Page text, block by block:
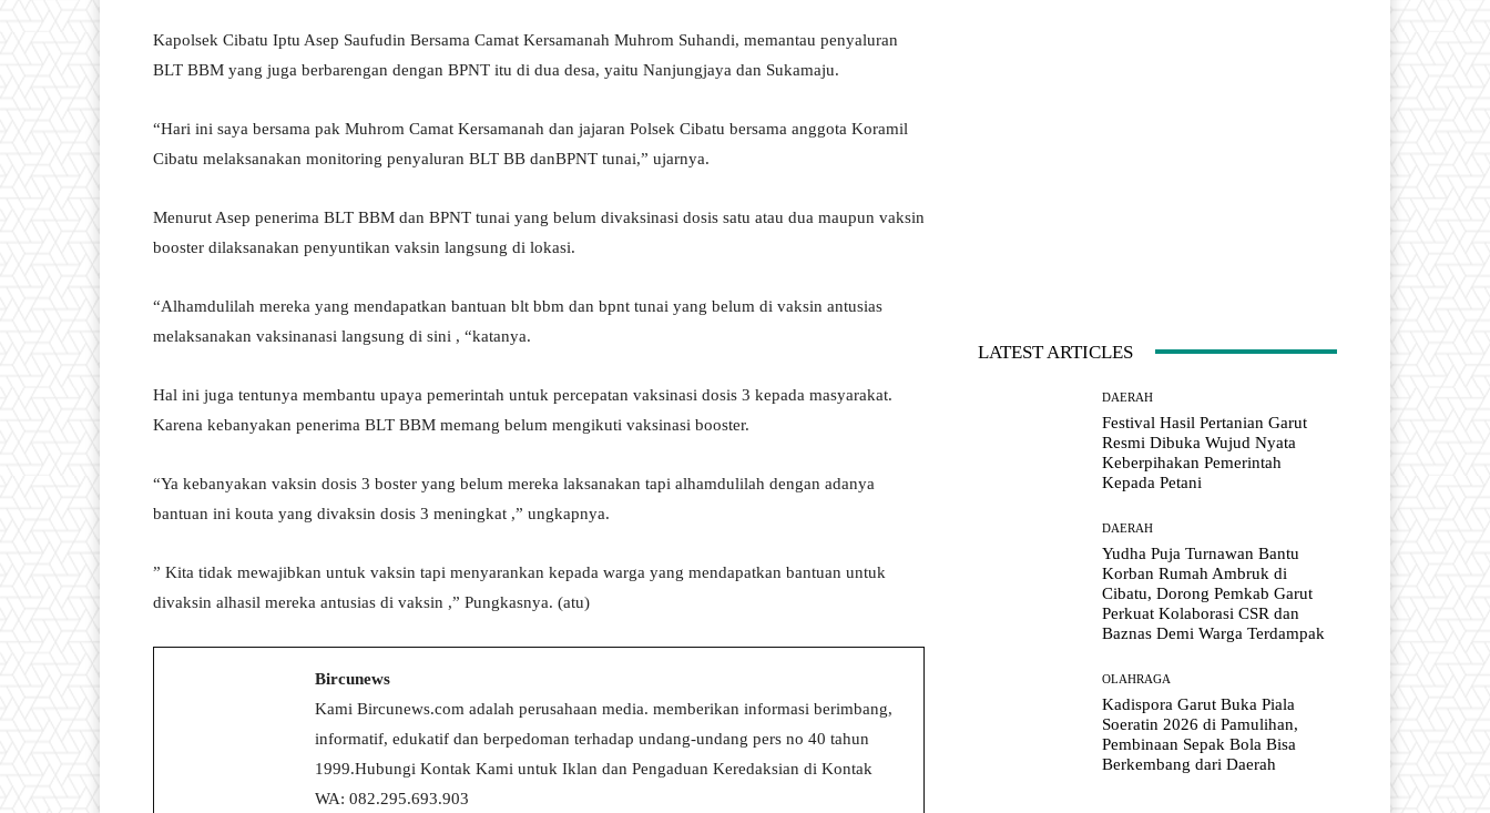
Kapolsek Cibatu Iptu Asep Saufudin Bersama Camat Kersamanah Muhrom Suhandi, memantau penyaluran
BLT BBM yang juga berbarengan dengan BPNT itu di dua desa, yaitu Nanjungjaya dan Sukamaju.
“Hari ini saya bersama pak Muhrom Camat Kersamanah dan jajaran Polsek Cibatu bersama anggota Koramil
Cibatu melaksanakan monitoring penyaluran BLT BB danBPNT tunai,” ujarnya.
Menurut Asep penerima BLT BBM dan BPNT tunai yang belum divaksinasi dosis satu atau dua maupun vaksin
booster dilaksanakan penyuntikan vaksin langsung di lokasi.
“Alhamdulilah mereka yang mendapatkan bantuan blt bbm dan bpnt tunai yang belum di vaksin antusias
melaksanakan vaksinanasi langsung di sini , “katanya.
Hal ini juga tentunya membantu upaya pemerintah untuk percepatan vaksinasi dosis 3 kepada masyarakat.
Karena kebanyakan penerima BLT BBM memang belum mengikuti vaksinasi booster.
“Ya kebanyakan vaksin dosis 3 boster yang belum mereka laksanakan tapi alhamdulilah dengan adanya
bantuan ini kouta yang divaksin dosis 3 meningkat ,” ungkapnya.
” Kita tidak mewajibkan untuk vaksin tapi menyarankan kepada warga yang mendapatkan bantuan untuk
divaksin alhasil mereka antusias di vaksin ,” Pungkasnya. (atu)
Bircunews
Kami Bircunews.com adalah perusahaan media. memberikan informasi berimbang,
informatif, edukatif dan berpedoman terhadap undang-undang pers no 40 tahun
1999.Hubungi Kontak Kami untuk Iklan dan Pengaduan Keredaksian di Kontak
WA: 082.295.693.903
LATEST ARTICLES
DAERAH
Festival Hasil Pertanian Garut
Resmi Dibuka Wujud Nyata
Keberpihakan Pemerintah
Kepada Petani
DAERAH
Yudha Puja Turnawan Bantu
Korban Rumah Ambruk di
Cibatu, Dorong Pemkab Garut
Perkuat Kolaborasi CSR dan
Baznas Demi Warga Terdampak
OLAHRAGA
Kadispora Garut Buka Piala
Soeratin 2026 di Pamulihan,
Pembinaan Sepak Bola Bisa
Berkembang dari Daerah